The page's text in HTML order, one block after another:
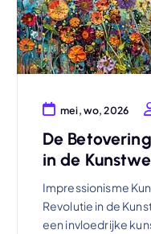
mei, wo, 2026
De
in de
Impressionisme
Revolutie in de
een invloedrijke